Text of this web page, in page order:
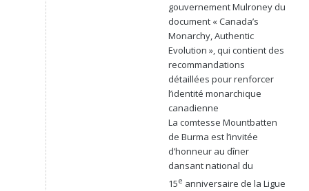
gouvernement Mulroney du
document « Canada’s
Monarchy, Authentic
Evolution », qui contient des
recommandations
détaillées pour renforcer
l’identité monarchique
canadienne
La comtesse Mountbatten
de Burma est l’invitée
d’honneur au dîner
dansant national du
15e anniversaire de la Ligue